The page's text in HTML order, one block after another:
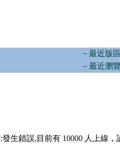
－最近版
－最近瀏
發生錯誤,目前有 10000 人上線